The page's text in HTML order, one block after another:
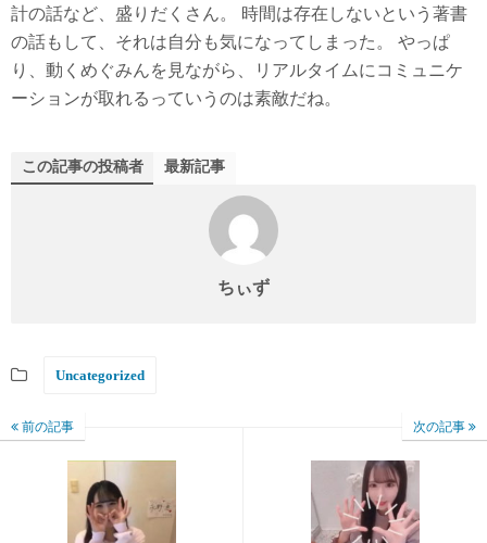
計の話など、盛りだくさん。 時間は存在しないという著書
の話もして、それは自分も気になってしまった。 やっぱ
り、動くめぐみんを見ながら、リアルタイムにコミュニケ
ーションが取れるっていうのは素敵だね。
この記事の投稿者 最新記事
ちぃず
Uncategorized
前の記事 次の記事